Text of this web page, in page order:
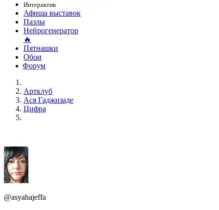
Интерактив
Афиша выставок
Пазлы
Нейрогенератор
🔥
Пятнашки
Обои
Форум
Артклуб
Aся Гаджизаде
Цифра
@asyahajeffa